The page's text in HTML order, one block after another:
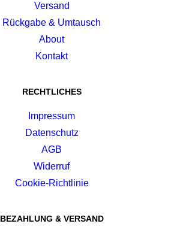
Versand
Rückgabe & Umtausch
About
Kontakt
RECHTLICHES
Impressum
Datenschutz
AGB
Widerruf
Cookie-Richtlinie
BEZAHLUNG & VERSAND